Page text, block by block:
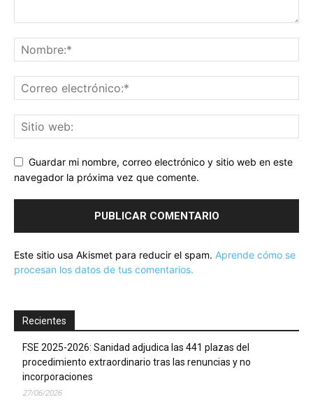
Guardar mi nombre, correo electrónico y sitio web en este
navegador la próxima vez que comente.
Este sitio usa Akismet para reducir el spam. Aprende cómo se
procesan los datos de tus comentarios.
Recientes
FSE 2025-2026: Sanidad adjudica las 441 plazas del
procedimiento extraordinario tras las renuncias y no
incorporaciones
27/06/2026